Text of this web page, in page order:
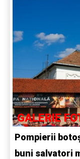
GALERIE
Pompierii
buni salvatori